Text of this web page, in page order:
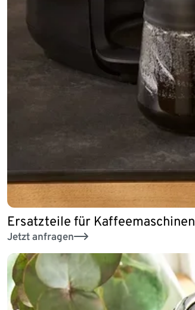
Ersatzteile für Kaffeemaschinen
Jetzt anfragen